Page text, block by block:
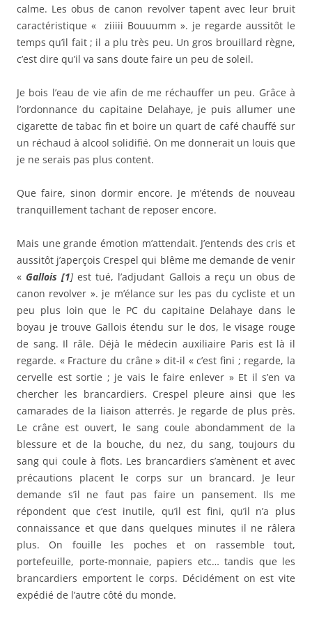
calme. Les obus de canon revolver tapent avec leur bruit
caractéristique « ziiiii Bouuumm ». je regarde aussitôt le
temps qu’il fait ; il a plu très peu. Un gros brouillard règne,
c’est dire qu’il va sans doute faire un peu de soleil.
Je bois l’eau de vie afin de me réchauffer un peu. Grâce à
l’ordonnance du capitaine Delahaye, je puis allumer une
cigarette de tabac fin et boire un quart de café chauffé sur
un réchaud à alcool solidifié. On me donnerait un louis que
je ne serais pas plus content.
Que faire, sinon dormir encore. Je m’étends de nouveau
tranquillement tachant de reposer encore.
Mais une grande émotion m’attendait. J’entends des cris et
aussitôt j’aperçois Crespel qui blême me demande de venir
« Gallois [1]est tué, l’adjudant Gallois a reçu un obus de
canon revolver ». je m’élance sur les pas du cycliste et un
peu plus loin que le PC du capitaine Delahaye dans le
boyau je trouve Gallois étendu sur le dos, le visage rouge
de sang. Il râle. Déjà le médecin auxiliaire Paris est là il
regarde. « Fracture du crâne » dit-il « c’est fini ; regarde, la
cervelle est sortie ; je vais le faire enlever » Et il s’en va
chercher les brancardiers. Crespel pleure ainsi que les
camarades de la liaison atterrés. Je regarde de plus près.
Le crâne est ouvert, le sang coule abondamment de la
blessure et de la bouche, du nez, du sang, toujours du
sang qui coule à flots. Les brancardiers s’amènent et avec
précautions placent le corps sur un brancard. Je leur
demande s’il ne faut pas faire un pansement. Ils me
répondent que c’est inutile, qu’il est fini, qu’il n’a plus
connaissance et que dans quelques minutes il ne râlera
plus. On fouille les poches et on rassemble tout,
portefeuille, porte-monnaie, papiers etc… tandis que les
brancardiers emportent le corps. Décidément on est vite
expédié de l’autre côté du monde.